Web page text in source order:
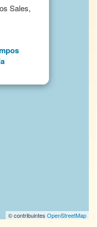
Sales,
© contribuintes OpenStreetMap